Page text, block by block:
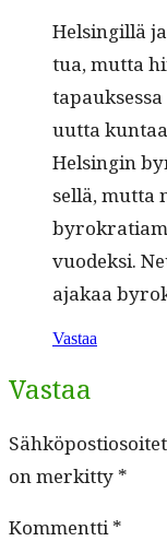
Helsingillä
tua, mut­ta
uut­ta
Helsin­gin
sel­lä, mut­ta
vuodek­si.
ajakaa
Vastaa
Vastaa
on merkitty *
Kommentti*